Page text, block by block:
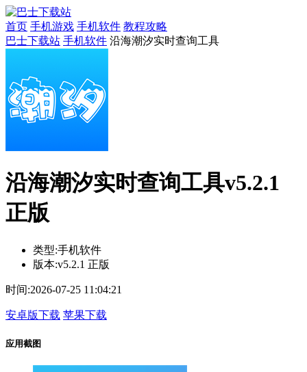
首页 手机游戏 手机软件 教程攻略
巴士下载站 手机软件 沿海潮汐实时查询工具
沿海潮汐实时查询工具v5.2.1
正版
类型:手机软件
版本:v5.2.1 正版
时间:2026-07-25 11:04:21
安卓版下载 苹果下载
应用截图